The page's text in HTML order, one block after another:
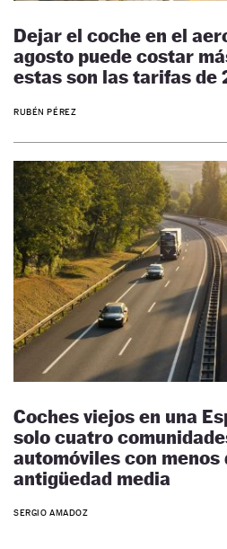
Dejar el coche en el
agosto puede costar
estas son las tarifas de
RUBÉN PÉREZ
Coches viejos en una
solo cuatro
automóviles con menos
antigüedad media
SERGIO AMADOZ